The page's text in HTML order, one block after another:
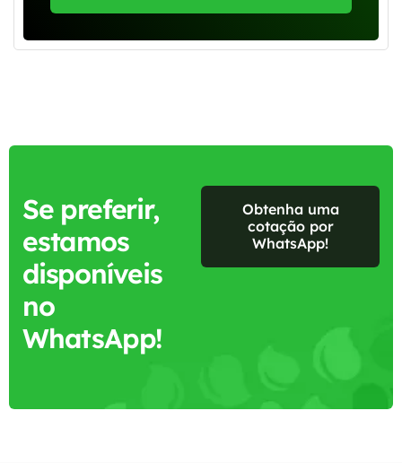
Se preferir,
estamos
disponíveis
no
WhatsApp!
Obtenha uma
cotação por
WhatsApp!